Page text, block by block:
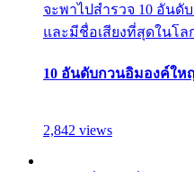
จะพาไปสำรวจ 10 อัน
และมีชื่อเสียงที่สุดในโล
10 อันดับกวนอิมองค์ให
2,842 views